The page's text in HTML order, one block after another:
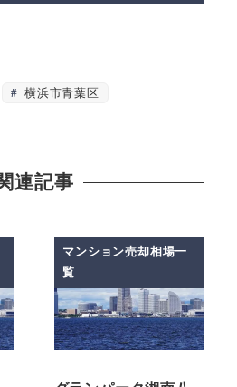
横浜市青葉区
連記事
マンション売却相場一
覧